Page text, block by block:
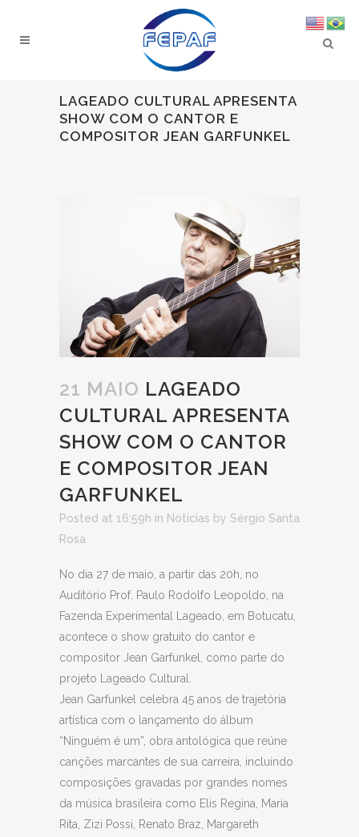
LAGEADO CULTURAL APRESENTA
SHOW COM O CANTOR E
COMPOSITOR JEAN GARFUNKEL
21 MAIO LAGEADO
CULTURAL APRESENTA
SHOW COM O CANTOR
E COMPOSITOR JEAN
GARFUNKEL
Posted at 16:59h in Noticias by Sérgio Santa
Rosa
No dia 27 de maio, a partir das 20h, no
Auditório Prof. Paulo Rodolfo Leopoldo, na
Fazenda Experimental Lageado, em Botucatu,
acontece o show gratuito do cantor e
compositor Jean Garfunkel, como parte do
projeto Lageado Cultural.
Jean Garfunkel celebra 45 anos de trajetória
artística com o lançamento do álbum
“Ninguém é um”, obra antológica que reúne
canções marcantes de sua carreira, incluindo
composições gravadas por grandes nomes
da música brasileira como Elis Regina, Maria
Rita, Zizi Possi, Renato Braz, Margareth